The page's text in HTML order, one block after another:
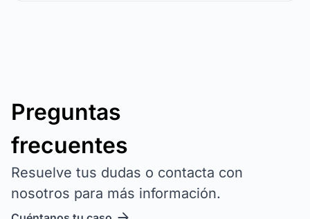
Preguntas
frecuentes
Resuelve tus dudas o contacta con
nosotros para más información.